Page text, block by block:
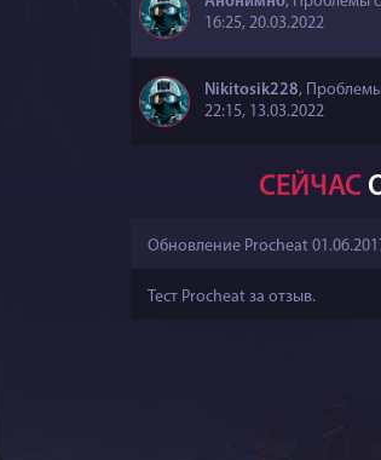
16:25, 20.03.2022
Nikitosik228, Проблемы
22:15, 13.03.2022
СЕЙЧАС
Обновление Procheat
Тест Procheat за отзыв.